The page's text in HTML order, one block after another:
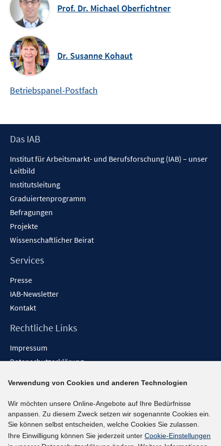
Prof. Dr. Michael Oberfichtner
Dr. Susanne Kohaut
Betriebspanel-Postfach
Footer
Das IAB
Institut für Arbeitsmarkt- und Berufsforschung (IAB) – unser
Leitbild
Institutsleitung
Graduiertenprogramm
Befragungen
Projekte
Wissenschaftlicher Beirat
Services
Presse
IAB-Newsletter
Kontakt
Rechtliche Links
Impressum
Datenschutzerklärung
Barrieren melden
Social-Media-Kanäle
BlueSky
YouTube
Verwendung von Cookies und anderen Technologien
Wir möchten unsere Online-Angebote auf Ihre Bedürfnisse
anpassen. Zu diesem Zweck setzen wir sogenannte Cookies ein.
Sie können selbst entscheiden, welche Cookies Sie zulassen.
Ihre Einwilligung können Sie jederzeit unter Cookie-Einstellungen